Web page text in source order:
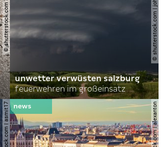
© shutterstock.com | lauraapl © shutterstock.com | john d sirlin
unwetter verwüsten salzburg
feuerwehren im großeinsatz